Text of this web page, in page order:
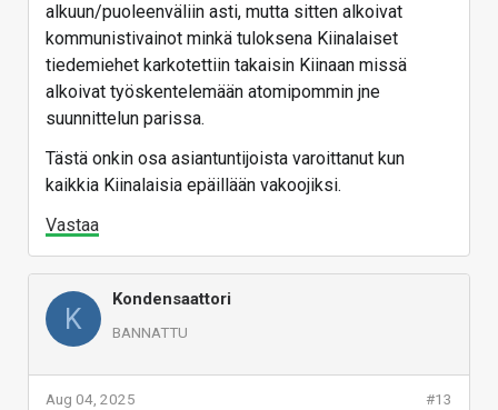
alkuun/puoleenväliin asti, mutta sitten alkoivat
kommunistivainot minkä tuloksena Kiinalaiset
tiedemiehet karkotettiin takaisin Kiinaan missä
alkoivat työskentelemään atomipommin jne
suunnittelun parissa.
Tästä onkin osa asiantuntijoista varoittanut kun
kaikkia Kiinalaisia epäillään vakoojiksi.
Vastaa
K
Kondensaattori
BANNATTU
#13
Aug 04, 2025